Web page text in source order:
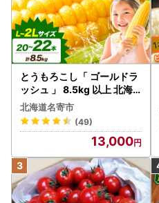
とうもろこし「 ゴールドラ
ッシュ 」 8.5kg 以上 北海
道 名寄 スイートコーン
北海道名寄市
(49)
13,000